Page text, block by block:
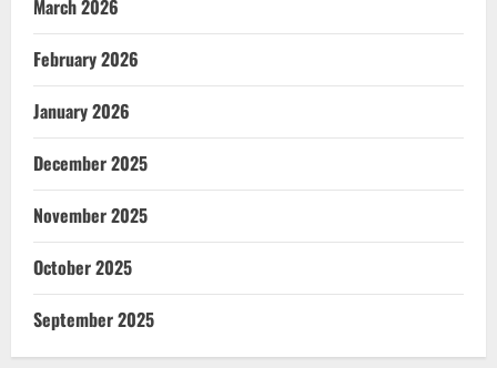
March 2026
February 2026
January 2026
December 2025
November 2025
October 2025
September 2025